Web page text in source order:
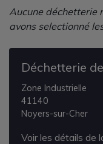
Aucune déchetterie
avons selectionné
Déchetterie
Zone Industrielle
41140
Noyers-sur-Cher
Voir les détails de